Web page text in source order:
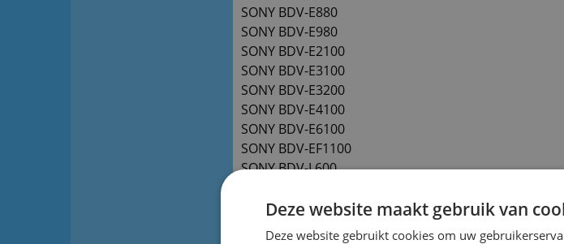
SONY BDV-E880
SONY BDV-E980
SONY BDV-E2100
SONY BDV-E3100
SONY BDV-E3200
SONY BDV-E4100
SONY BDV-E6100
SONY BDV-EF1100
SONY BDV-L600
SONY HBD-T79
SONY HBD-T28
Deze website maakt gebruik van
Deze website gebruikt cookies om uw